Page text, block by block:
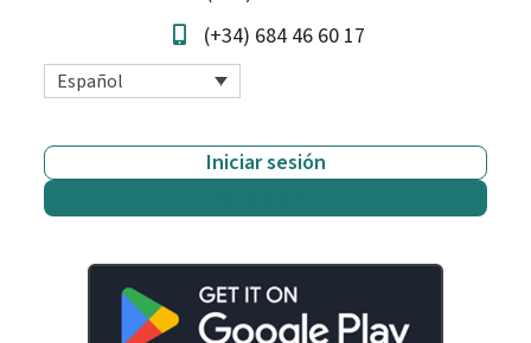
(+34) 684 46 60 17
Español
Iniciar sesión